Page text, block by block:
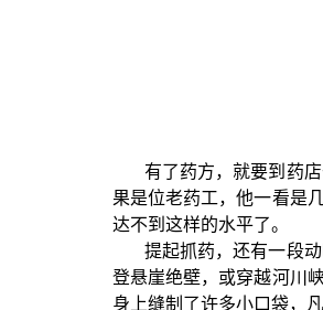
有了药方，就要到药店
果是位老药工，他一看是
达不到这样的水平了。
提起抓药，还有一段动
登悬崖绝壁，或穿越河川
身上缝制了许多小口袋，